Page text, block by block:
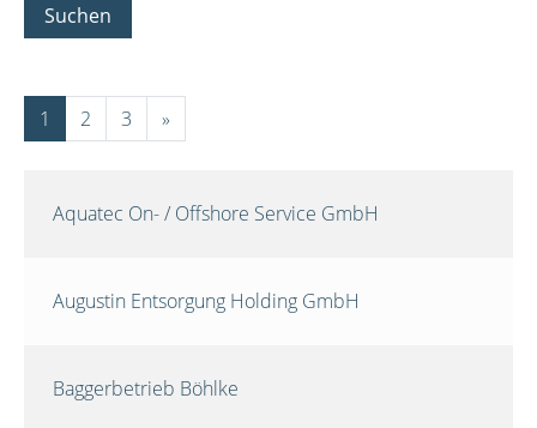
Suchen
1 2 3 »
Aquatec On- / Offshore Service GmbH
Augustin Entsorgung Holding GmbH
Baggerbetrieb Böhlke